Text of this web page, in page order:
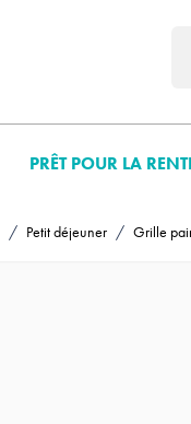
PRÊT POUR LA
/ Petit déjeuner / Grille